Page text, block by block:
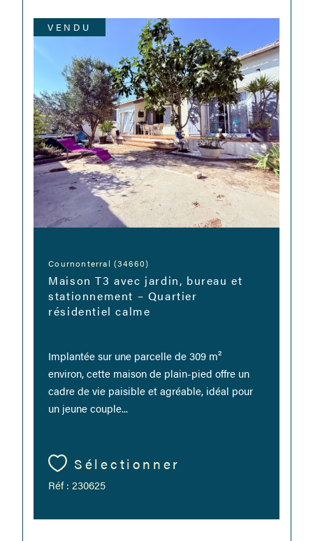
Cournonterral (34660)
Maison T3 avec jardin, bureau et
stationnement – Quartier
résidentiel calme
Implantée sur une parcelle de 309 m²
environ, cette maison de plain-pied offre un
cadre de vie paisible et agréable, idéal pour
un jeune couple...
Sélectionner
Réf : 230625
VENDU